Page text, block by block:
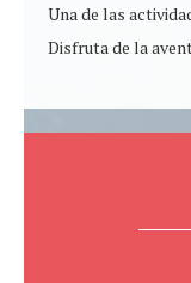
Una de las
Disfruta de la